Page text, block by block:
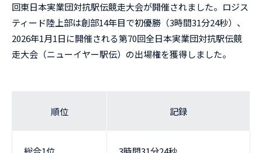
回東日本実業団対抗駅伝競走大会が開催されました。ロジス
ティード陸上部は創部14年目で初優勝（3時間31分24秒）、
2026年1月1日に開催される第70回全日本実業団対抗駅伝競
走大会（ニューイヤー駅伝）の出場権を獲得しました。
順位 記録